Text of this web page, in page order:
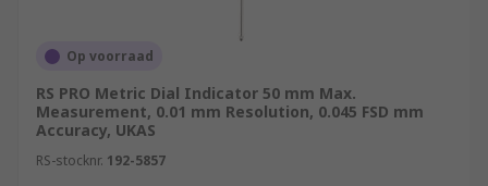
Op voorraad
RS PRO Metric Dial Indicator 50 mm Max.
Measurement, 0.01 mm Resolution, 0.045 FSD mm
Accuracy, UKAS
RS-stocknr. 192-5857